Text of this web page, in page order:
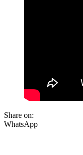
Share on:
WhatsApp